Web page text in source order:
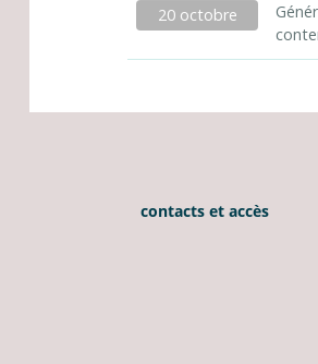
20 octobre
contacts et accès